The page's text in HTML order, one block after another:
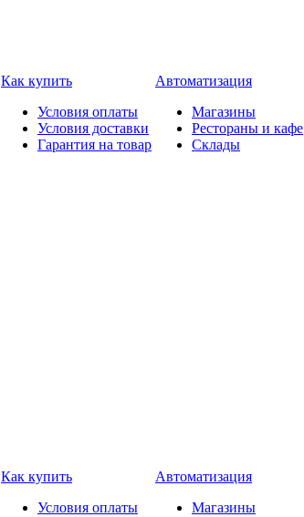
Как купить
Условия оплаты
Условия доставки
Гарантия на товар
Автоматизация
Магазины
Рестораны и кафе
Склады
Как купить
Условия оплаты
Автоматизация
Магазины